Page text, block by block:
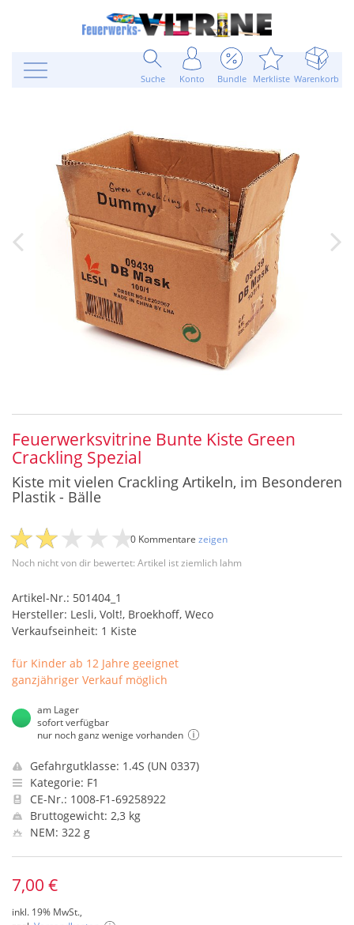
Suche Konto Bundle Merkliste Warenkorb
Feuerwerksvitrine Bunte Kiste Green
Crackling Spezial
Kiste mit vielen Crackling Artikeln, im Besonderen
Plastik - Bälle
Noch nicht von dir bewertet: Artikel ist ziemlich lahm
0 Kommentare zeigen
Artikel-Nr.: 501404_1
Hersteller: Lesli, Volt!, Broekhoff, Weco
Verkaufseinheit: 1 Kiste
für Kinder ab 12 Jahre geeignet
ganzjähriger Verkauf möglich
am Lager
sofort verfügbar
nur noch ganz wenige vorhanden
Gefahrgutklasse: 1.4S (UN 0337)
Kategorie: F1
CE-Nr.: 1008-F1-69258922
Bruttogewicht: 2,3 kg
NEM: 322 g
7,00 €
inkl. 19% MwSt.,